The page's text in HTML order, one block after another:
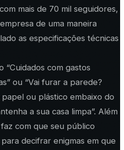
mais de 70 mil seguidores,
de uma maneira
as especificações técnicas
“Cuidados com gastos
ou “Vai furar a parede?
ou plástico embaixo do
a sua casa limpa”. Além
com que seu público
decifrar enigmas em que